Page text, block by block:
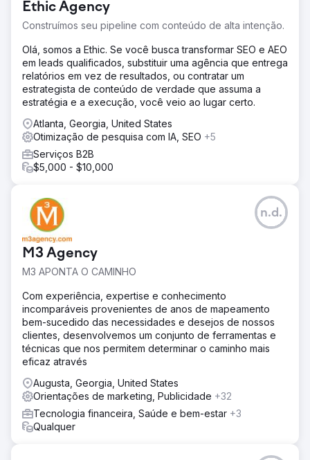
Ethic Agency
Construímos seu pipeline com conteúdo de alta intenção.
Olá, somos a Ethic. Se você busca transformar SEO e AEO
em leads qualificados, substituir uma agência que entrega
relatórios em vez de resultados, ou contratar um
estrategista de conteúdo de verdade que assuma a
estratégia e a execução, você veio ao lugar certo.
Atlanta, Georgia, United States
Otimização de pesquisa com IA, SEO +5
Serviços B2B
$5,000 - $10,000
M3 Agency
M3 APONTA O CAMINHO
n.d.
Com experiência, expertise e conhecimento
incomparáveis provenientes de anos de mapeamento
bem-sucedido das necessidades e desejos de nossos
clientes, desenvolvemos um conjunto de ferramentas e
técnicas que nos permitem determinar o caminho mais
eficaz através
Augusta, Georgia, United States
Orientações de marketing, Publicidade +32
Tecnologia financeira, Saúde e bem-estar +3
Qualquer